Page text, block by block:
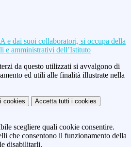
e dai suoi collaboratori, si occupa della
e amministrativi dell’Istituto
da questo utilizzati si avvalgono di
ed utili alle finalità illustrate nella
i cookies Accetta tutti i cookies
scegliere quali cookie consentire.
che consentono il funzionamento della
disabilitarli.